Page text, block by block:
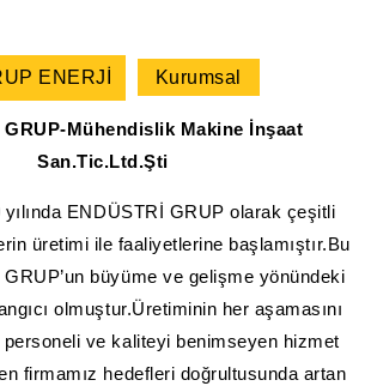
ENERJİ Kurumsal
GRUP-Mühendislik Makine İnşaat
San.Tic.Ltd.Şti
ENDÜSTRİ GRUP olarak çeşitli
üretimi ile faaliyetlerine başlamıştır.Bu
büyüme ve gelişme yönündeki
olmuştur.Üretiminin her aşamasını
personeli ve kaliteyi benimseyen hizmet
firmamız hedefleri doğrultusunda artan